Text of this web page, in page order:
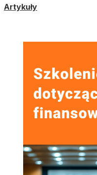
Artykuły